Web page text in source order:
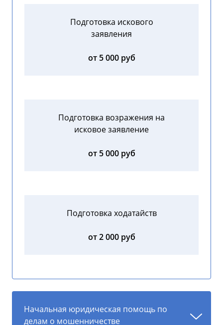
Подготовка искового
заявления
от 5 000 руб
Подготовка возражения на
исковое заявление
от 5 000 руб
Подготовка ходатайств
от 2 000 руб
Начальная юридическая помощь по
делам о мошенничестве